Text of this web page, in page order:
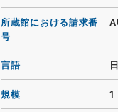
所蔵館における請求番
号
言語
規模 1